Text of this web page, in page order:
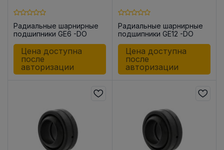
Радиальные шарнирные
подшипники GE6 -DO
Цена доступна
после
авторизации
Радиальные шарнирные
подшипники GE12 -DO
Цена доступна
после
авторизации